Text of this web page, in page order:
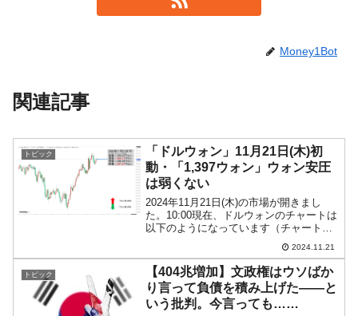
Money1Bot
関連記事
トピック
「ドルウォン」11月21日(木)初
動・「1,397ウォン」ウォン安圧
は弱くない
2024年11月21日(木)の市場が開きまし
た。10:00現在、ドルウォンのチャートは
以下のようになっています（チャートは
『Investing.com』より引用）。これから
ローソク足の調整が入るかもしれません
が、前日は結局陽線となり、本日は...
2024.11.21
トピック
【404兆増加】文政権はウソばか
り言って負債を積み上げた――と
いう批判。今言っても……